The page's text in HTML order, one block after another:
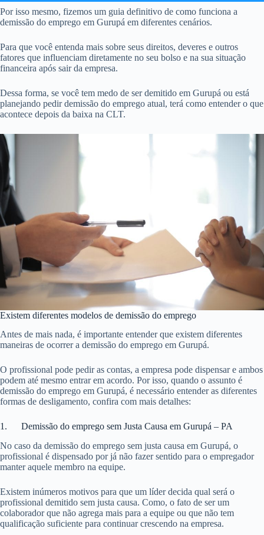
Por isso mesmo, fizemos um guia definitivo de como funciona a
demissão do emprego em Gurupá em diferentes cenários.
Para que você entenda mais sobre seus direitos, deveres e outros
fatores que influenciam diretamente no seu bolso e na sua situação
financeira após sair da empresa.
Dessa forma, se você tem medo de ser demitido em Gurupá ou está
planejando pedir demissão do emprego atual, terá como entender o que
acontece depois da baixa na CLT.
Existem diferentes modelos de demissão do emprego
Antes de mais nada, é importante entender que existem diferentes
maneiras de ocorrer a demissão do emprego em Gurupá.
O profissional pode pedir as contas, a empresa pode dispensar e ambos
podem até mesmo entrar em acordo. Por isso, quando o assunto é
demissão do emprego em Gurupá, é necessário entender as diferentes
formas de desligamento, confira com mais detalhes:
1. Demissão do emprego sem Justa Causa em Gurupá – PA
No caso da demissão do emprego sem justa causa em Gurupá, o
profissional é dispensado por já não fazer sentido para o empregador
manter aquele membro na equipe.
Existem inúmeros motivos para que um líder decida qual será o
profissional demitido sem justa causa. Como, o fato de ser um
colaborador que não agrega mais para a equipe ou que não tem
qualificação suficiente para continuar crescendo na empresa.